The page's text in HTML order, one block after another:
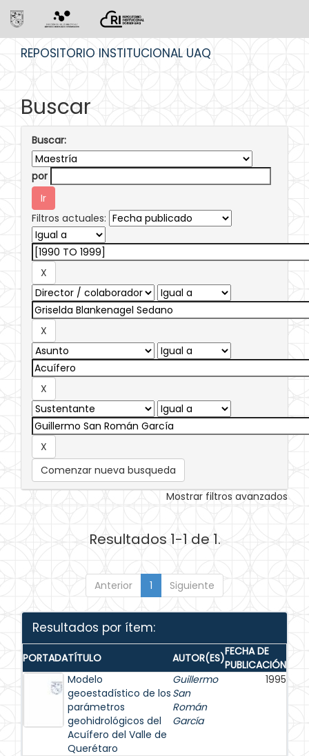
REPOSITORIO INSTITUCIONAL UAQ
Buscar
Buscar:
por
Filtros actuales:
Comenzar nueva busqueda
Mostrar filtros avanzados
Resultados 1-1 de 1.
Anterior 1 Siguiente
Resultados por ítem:
PORTADATÍTULO AUTOR(ES)FECHA DE
PUBLICACIÓN
Modelo
geoestadístico de los
parámetros
geohidrológicos del
Acuífero del Valle de
Querétaro
Guillermo
San
Román
García
1995